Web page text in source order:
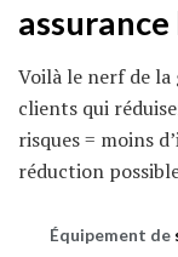
Voilà le nerf de la
clients qui
risques = moins
réduction
Équipement de